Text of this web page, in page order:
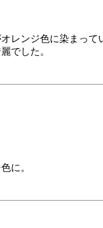
レンジ色に染まって
でした。
に。